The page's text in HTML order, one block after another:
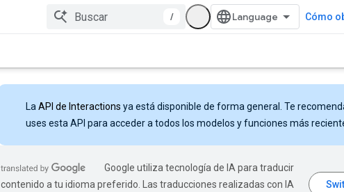
/ Cómo
La API de Interactions ya está disponible de forma general. Te
uses esta API para acceder a todos los modelos y funciones más
Google utiliza tecnología de IA para traducir
contenido a tu idioma preferido. Las traducciones realizadas con IA